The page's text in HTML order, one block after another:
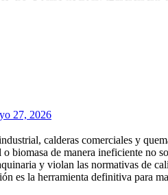
27, 2026
calderas comerciales y
biomasa de manera ineficiente no
y violan las normativas de
es la herramienta definitiva para